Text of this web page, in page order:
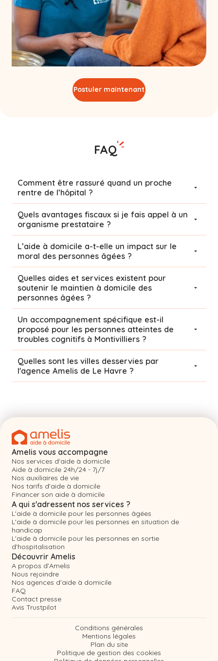
Postuler maintenant
FAQ
Comment être rassuré quand un proche
rentre de l’hôpital ?
Quels avantages fiscaux si je fais appel à un
organisme prestataire ?
L’aide à domicile a-t-elle un impact sur le
moral des personnes âgées ?
Quelles aides et services existent pour
soutenir le maintien à domicile des
personnes âgées ?
Un accompagnement spécifique est-il
proposé pour les personnes atteintes de
troubles cognitifs à Montivilliers ?
Quelles sont les villes desservies par
l'agence Amelis de Le Havre ?
Amelis vous accompagne
Nos services d'aide à domicile
Aide à domicile 24h/24 - 7j/7
Nos auxiliaires de vie
Nos tarifs d'aide à domicile
Financer son aide à domicile
A qui s'adressent nos services ?
L'aide à domicile pour les personnes âgées
L'aide à domicile pour les personnes en situation de
handicap
L'aide à domicile pour les personnes en sortie
d'hospitalisation
Découvrir Amelis
A propos d'Amelis
Nous rejoindre
Nos agences d'aide à domicile
FAQ
Contact presse
Avis Trustpilot
Conditions générales
Mentions légales
Plan du site
Politique de gestion des cookies